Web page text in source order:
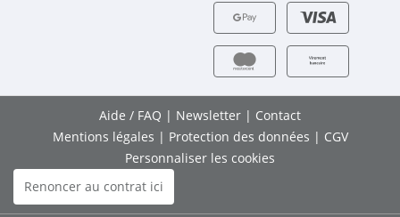
Aide / FAQ | Newsletter | Contact
Mentions légales | Protection des données | CGV
Personnaliser les cookies
Renoncer au contrat ici